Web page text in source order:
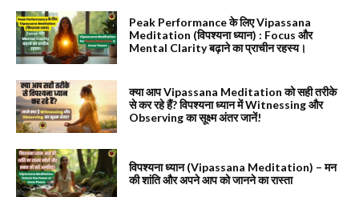
Peak Performance के लिए Vipassana
Meditation (विपश्यना ध्यान) : Focus और
Mental Clarity बढ़ाने का प्राचीन रहस्य।
क्या आप Vipassana Meditation को सही तरीके
से कर रहे हैं? विपश्यना ध्यान में Witnessing और
Observing का सूक्ष्म अंतर जानें!
विपश्यना ध्यान (Vipassana Meditation) – मन
की शांति और अपने आप को जानने का रास्ता